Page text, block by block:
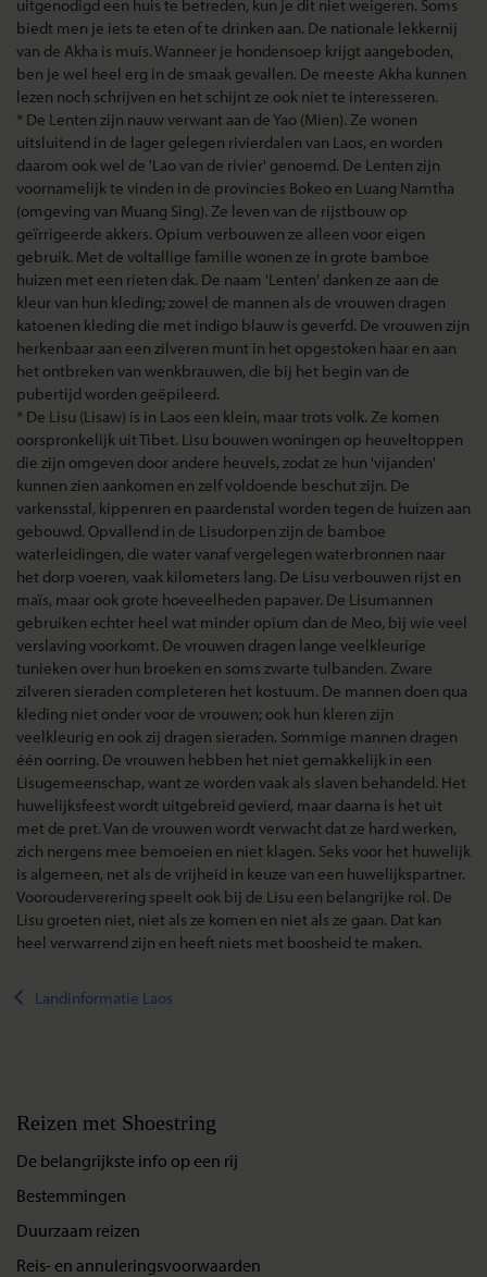
uitgenodigd een huis te betreden, kun je dit niet weigeren. Soms
biedt men je iets te eten of te drinken aan. De nationale lekkernij
van de Akha is muis. Wanneer je hondensoep krijgt aangeboden,
ben je wel heel erg in de smaak gevallen. De meeste Akha kunnen
lezen noch schrijven en het schijnt ze ook niet te interesseren.
* De Lenten zijn nauw verwant aan de Yao (Mien). Ze wonen
uitsluitend in de lager gelegen rivierdalen van Laos, en worden
daarom ook wel de 'Lao van de rivier' genoemd. De Lenten zijn
voornamelijk te vinden in de provincies Bokeo en Luang Namtha
(omgeving van Muang Sing). Ze leven van de rijstbouw op
geïrrigeerde akkers. Opium verbouwen ze alleen voor eigen
gebruik. Met de voltallige familie wonen ze in grote bamboe
huizen met een rieten dak. De naam 'Lenten' danken ze aan de
kleur van hun kleding; zowel de mannen als de vrouwen dragen
katoenen kleding die met indigo blauw is geverfd. De vrouwen zijn
herkenbaar aan een zilveren munt in het opgestoken haar en aan
het ontbreken van wenkbrauwen, die bij het begin van de
pubertijd worden geëpileerd.
* De Lisu (Lisaw) is in Laos een klein, maar trots volk. Ze komen
oorspronkelijk uit Tibet. Lisu bouwen woningen op heuveltoppen
die zijn omgeven door andere heuvels, zodat ze hun 'vijanden'
kunnen zien aankomen en zelf voldoende beschut zijn. De
varkensstal, kippenren en paardenstal worden tegen de huizen aan
gebouwd. Opvallend in de Lisudorpen zijn de bamboe
waterleidingen, die water vanaf vergelegen waterbronnen naar
het dorp voeren, vaak kilometers lang. De Lisu verbouwen rijst en
maïs, maar ook grote hoeveelheden papaver. De Lisumannen
gebruiken echter heel wat minder opium dan de Meo, bij wie veel
verslaving voorkomt. De vrouwen dragen lange veelkleurige
tunieken over hun broeken en soms zwarte tulbanden. Zware
zilveren sieraden completeren het kostuum. De mannen doen qua
kleding niet onder voor de vrouwen; ook hun kleren zijn
veelkleurig en ook zij dragen sieraden. Sommige mannen dragen
één oorring. De vrouwen hebben het niet gemakkelijk in een
Lisugemeenschap, want ze worden vaak als slaven behandeld. Het
huwelijksfeest wordt uitgebreid gevierd, maar daarna is het uit
met de pret. Van de vrouwen wordt verwacht dat ze hard werken,
zich nergens mee bemoeien en niet klagen. Seks voor het huwelijk
is algemeen, net als de vrijheid in keuze van een huwelijkspartner.
Voorouderverering speelt ook bij de Lisu een belangrijke rol. De
Lisu groeten niet, niet als ze komen en niet als ze gaan. Dat kan
heel verwarrend zijn en heeft niets met boosheid te maken.
Landinformatie Laos
Reizen met Shoestring
De belangrijkste info op een rij
Bestemmingen
Duurzaam reizen
Reis- en annuleringsvoorwaarden